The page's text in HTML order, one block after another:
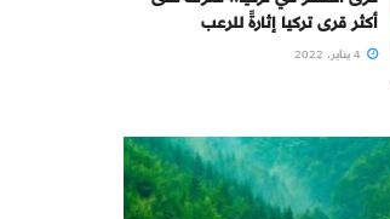
أكثر قرى تركيا إثارةً للرعب